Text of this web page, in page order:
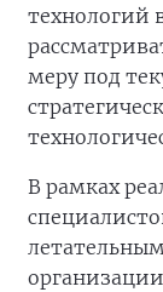
технологий
меру под
В рамках